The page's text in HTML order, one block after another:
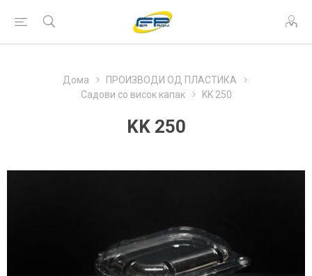
Дома
ПРОИЗВОДИ ОД ПЛАСТИКА
Садови со висок капак
KK 250
KK 250